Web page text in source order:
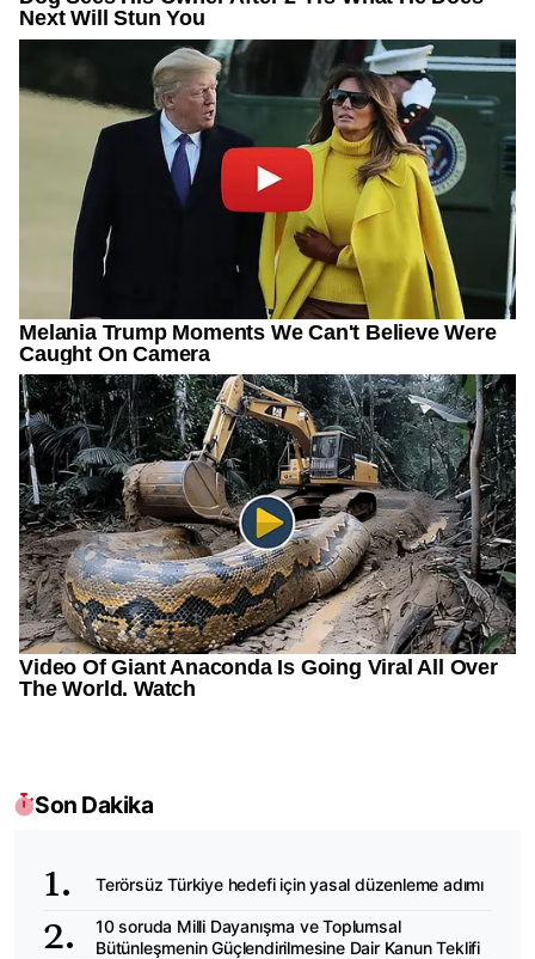
Son Dakika
Terörsüz Türkiye hedefi için yasal düzenleme adımı
10 soruda Milli Dayanışma ve Toplumsal
Bütünleşmenin Güçlendirilmesine Dair Kanun Teklifi